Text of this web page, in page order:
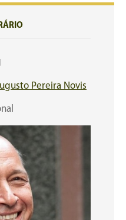
Pereira Novis